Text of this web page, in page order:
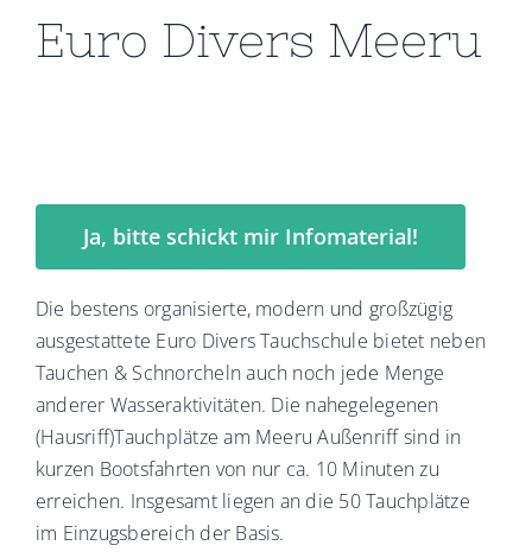
Euro Divers Meeru
Ja, bitte schickt mir Infomaterial!
Die bestens organisierte, modern und großzügig
ausgestattete Euro Divers Tauchschule bietet neben
Tauchen & Schnorcheln auch noch jede Menge
anderer Wasseraktivitäten. Die nahegelegenen
(Hausriff)Tauchplätze am Meeru Außenriff sind in
kurzen Bootsfahrten von nur ca. 10 Minuten zu
erreichen. Insgesamt liegen an die 50 Tauchplätze
im Einzugsbereich der Basis.